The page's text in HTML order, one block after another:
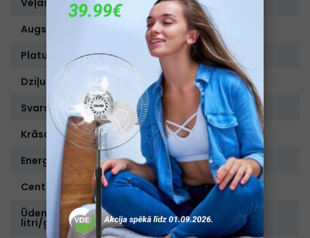
Veļas žāvēsanas funkcija:
Augstums, cm:
85
Platums, cm:
60
Dziļums, cm:
45
Svars, kg:
60
Krāsa:
Balta
Energoefektivitātes klase:
A
Centrifūgas energoefektivitātes klase:B
Ūdens patēriņš gadā (100 cikli),
litri/gadā: 4100